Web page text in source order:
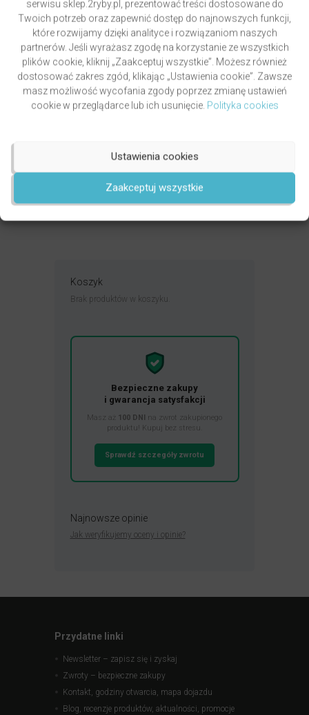
serwisu sklep.2ryby.pl, prezentować treści dostosowane do
Twoich potrzeb oraz zapewnić dostęp do najnowszych funkcji,
które rozwijamy dzięki analityce i rozwiązaniom naszych
partnerów. Jeśli wyrażasz zgodę na korzystanie ze wszystkich
plików cookie, kliknij „Zaakceptuj wszystkie”. Możesz również
dostosować zakres zgód, klikając „Ustawienia cookie”. Zawsze
masz możliwość wycofania zgody poprzez zmianę ustawień
cookie w przeglądarce lub ich usunięcie. Polityka cookies
Zaakceptuj wszystkie
Ustawienia cookies
ks. Piotr Pawlukiewicz
DODAJ DO KOSZYKA
Koszyk
Brak produktów w koszyku.
Bezpieczne zakupy
i gwarancja satysfakcji
Masz aż 100 DNI na zwrot zakupionego
produktu! Kupuj bez stresu.
Sprawdź szczegóły zwrotu
Najnowsze opinie
Jak weryfikujemy oceny i opinie?
Przydatne linki
Newsletter – zapisz się i zyskaj
Zwroty – bezpieczne zakupy
Kontakt, godziny otwarcia, mapa dojazdu
Blog, recenzje produktów, aktualności, promocje